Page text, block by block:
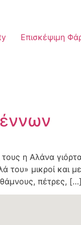
Επισκέψιμη
τους η Αλάνα
μικροί και
πέτρες, […]